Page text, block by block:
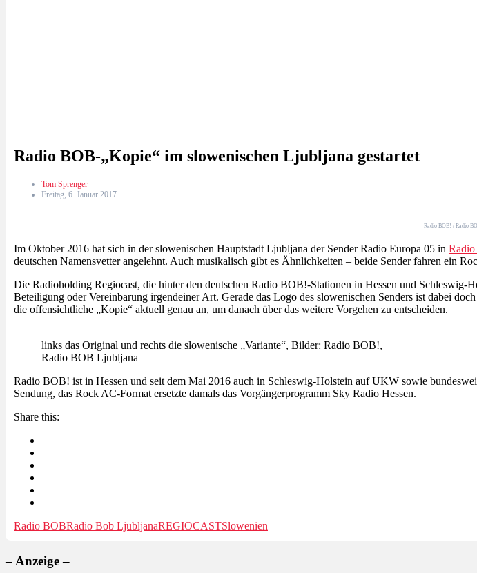
Radio BOB-„Kopie“ im slowenischen Ljubljana gestartet
Tom Sprenger
Freitag, 6. Januar 2017
Radio BOB! / Radio
Im Oktober 2016 hat sich in der slowenischen Hauptstadt Ljubljana der Sender Radio Europa 05 in
deutschen Namensvetter angelehnt. Auch musikalisch gibt es Ähnlichkeiten – beide Sender fahren ein
Die Radioholding Regiocast, die hinter den deutschen Radio BOB!-Stationen in Hessen und
Beteiligung oder Vereinbarung irgendeiner Art. Gerade das Logo des slowenischen Senders ist dabei
die offensichtliche „Kopie“ aktuell genau an, um danach über das weitere Vorgehen zu entscheiden.
links das Original und rechts die slowenische „Variante“, Bilder: Radio BOB!,
Radio BOB Ljubljana
Radio BOB! ist in Hessen und seit dem Mai 2016 auch in Schleswig-Holstein auf UKW sowie
Sendung, das Rock AC-Format ersetzte damals das Vorgängerprogramm Sky Radio Hessen.
Share this:
Radio BOBRadio Bob LjubljanaREGIOCASTSlowenien
– Anzeige –